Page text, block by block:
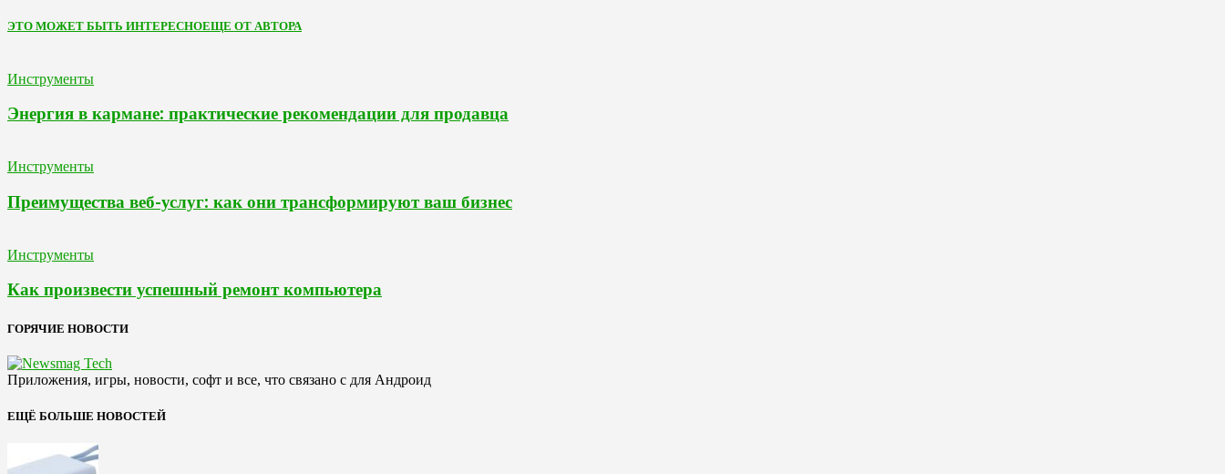
ЭТО МОЖЕТ БЫТЬ ИНТЕРЕСНОЕЩЕ ОТ АВТОРА
Инструменты
Энергия в кармане: практические рекомендации для продавца
Инструменты
Преимущества веб-услуг: как они трансформируют ваш бизнес
Инструменты
Как произвести успешный ремонт компьютера
ГОРЯЧИЕ НОВОСТИ
Приложения, игры, новости, софт и все, что связано с для Андроид
ЕЩЁ БОЛЬШЕ НОВОСТЕЙ